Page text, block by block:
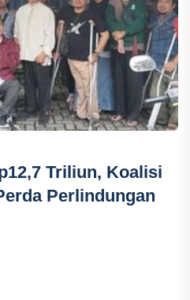
Triliun, Koalisi
Perlindungan